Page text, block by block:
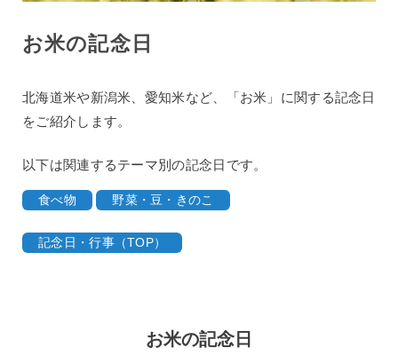
お米の記念日
北海道米や新潟米、愛知米など、「お米」に関する記念日
をご紹介します。
以下は関連するテーマ別の記念日です。
食べ物 野菜・豆・きのこ
記念日・行事（TOP）
お米の記念日